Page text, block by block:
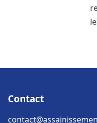
Contact